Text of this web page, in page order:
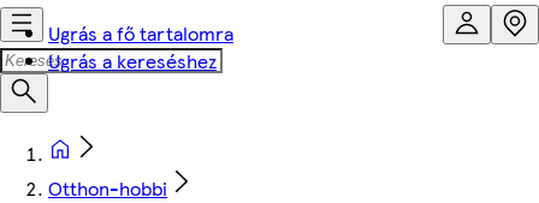
Ugrás a fő tartalomra
Ugrás a kereséshez
Otthon-hobbi